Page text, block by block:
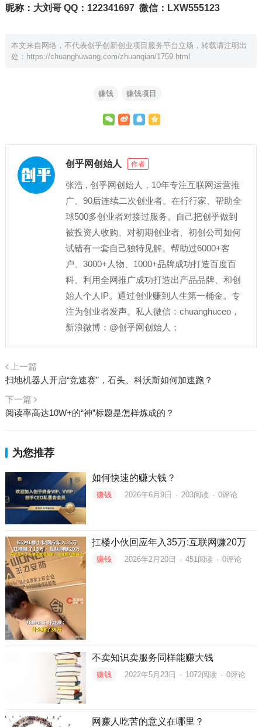
昵称： 大刘哥QQ：122341697 微信：LXW555123
本文来自网络，不代表创乎创新创业项目服务平台立场，转载请注明出
处： https://chuanghuwang.com/zhuanqian/1759.html
赚钱 赚钱项目
创乎网创始人 作者
张浩 , 创乎网创始人，10年专注互联网运营推
广、90后连续二次创业者。在行行家、帮助全
球500多创业者对接过服务。自己把创乎做到
被投资人收购、对初期创业者、初创公司如何
试错有一套自己独特见解。帮助过6000+客
户、3000+人物、1000+品牌成功打造百度百
科、利用全网推广成功打造出产品品牌、和创
始人个人IP。通过创业赚到人生第一桶金。专
注为创业者发声。私人微信：chuanghuceo，
新浪微博：@创乎网创始人；
上一篇
扫地机器人开启“竞速赛”，石头、科沃斯如何加速跑？
下一篇
阅读率高达10W+的“神”标题是怎样炼成的？
为您推荐
如何快速的赚大钱？
赚钱 2026年6月9日 · 203阅读 · 0评论
扛楼小伙回应年入35万:互联网赚20万
赚钱 2026年2月20日 · 451 阅读 · 0评论
不卖知识卖服务同样能赚大钱
赚钱 2022年5月23日 · 1072阅读 · 0评论
网赚人吃苦的意义在哪里？